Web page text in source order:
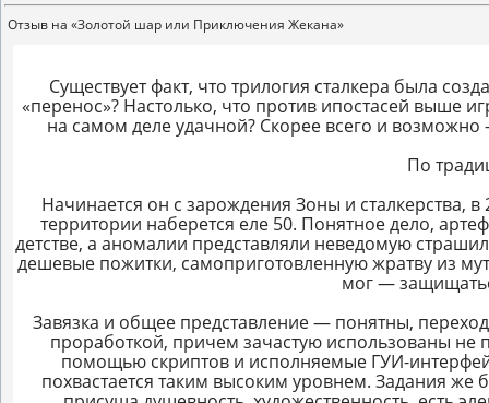
Отзыв на «Золотой шар или Приключения Жекана»
Существует факт, что трилогия сталкера была
«перенос»? Настолько, что против ипостасей выше
на самом деле удачной? Скорее всего и
По
Начинается он с зарождения Зоны и сталкерства,
территории наберется еле 50. Понятное дело,
детстве, а аномалии представляли неведомую
дешевые пожитки, самоприготовленную жратву из
мог —
Завязка и общее представление — понятны,
проработкой, причем зачастую использованы не
помощью скриптов и исполняемые ГУИ-
похвастается таким высоким уровнем. Задания